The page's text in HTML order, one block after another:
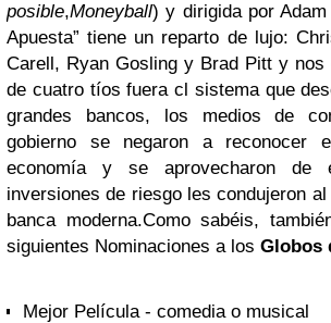
posible,Moneyball) y dirigida por
Apuesta” tiene un reparto de lujo:
Carell, Ryan Gosling y Brad Pitt y nos
de cuatro tíos fuera cl sistema que
grandes bancos, los medios de
gobierno se negaron a reconocer
economía y se aprovecharon
inversiones de riesgo les condujeron
banca moderna.Como sabéis,
siguientes Nominaciones a los Globos
Mejor Película - comedia o musical